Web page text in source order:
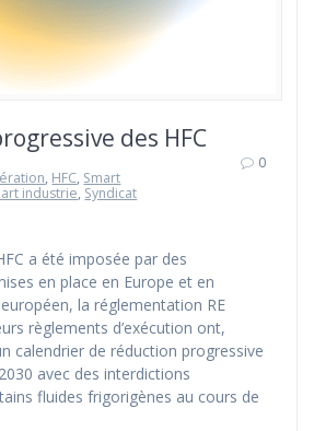
des HFC
, HFC, Smart
industrie, Syndicat
0
a été imposée par des
en place en Europe et en
la réglementation RE
règlements d’exécution ont,
calendrier de réduction progressive
avec des interdictions
fluides frigorigènes au cours de